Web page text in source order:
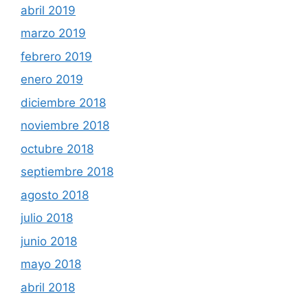
abril 2019
marzo 2019
febrero 2019
enero 2019
diciembre 2018
noviembre 2018
octubre 2018
septiembre 2018
agosto 2018
julio 2018
junio 2018
mayo 2018
abril 2018